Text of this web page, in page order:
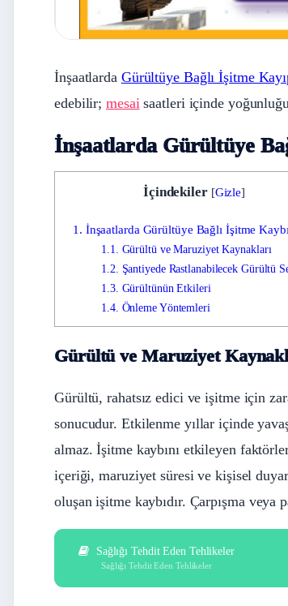
İnşaatlarda Gürültüye Bağlı İşitme
edebilir;mesaisaatleri içinde
İnşaatlarda Gürültüye
İçindekiler [Gizle]
1. İnşaatlarda Gürültüye Bağlı İşitme Kaybı
1.1. Gürültü ve Maruziyet Kaynakları
1.2. Şantiyede Rastlanabilecek Gürültü
1.3. Gürültünün Etkileri
1.4. Önleme Yöntemleri
Gürültü ve Maruziyet
Gürültü, rahatsız edici ve işitme için
sonucudur. Etkilenme yıllar içinde
almaz. İşitme kaybını etkileyen
içeriği, maruziyet süresi ve kişisel
oluşan işitme kaybıdır. Çarpışma
Sağlığı Tehdit Eden Tehlikeler
Sağlığı Tehdit Eden Tehlikeler